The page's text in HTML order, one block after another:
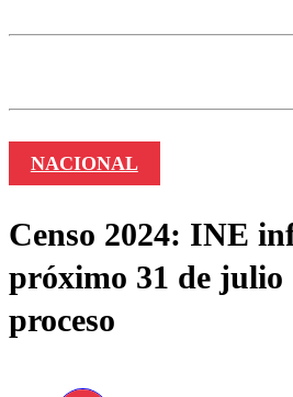
NACIONAL
Censo 2024: INE
próximo 31 de julio
proceso